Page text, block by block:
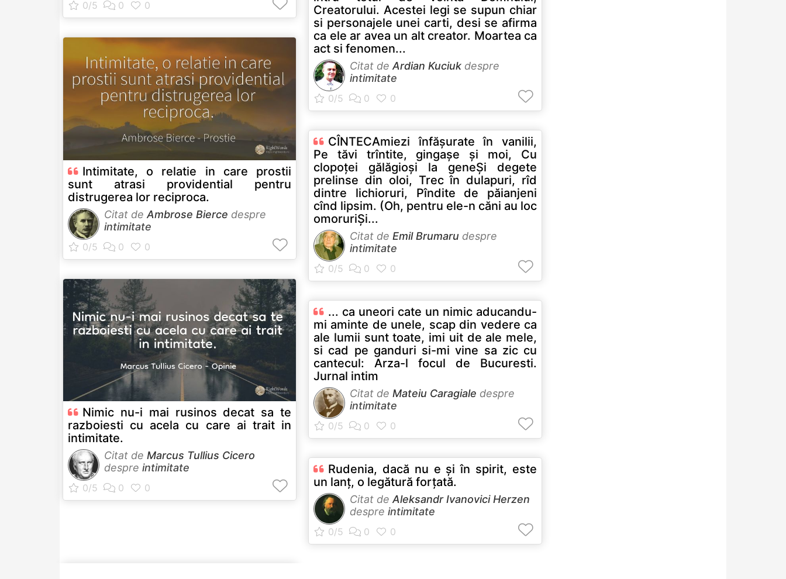
Intimitate, o relatie in care prostii
sunt atrasi providential pentru
distrugerea lor reciproca.
Citat de Ambrose Bierce despre
intimitate
Nimic nu-i mai rusinos decat sa te
razboiesti cu acela cu care ai trait in
intimitate.
Citat de Marcus Tullius Cicero
despre intimitate
Creatorului. Acestei legi se supun chiar
si personajele unei carti, desi se afirma
ca ele ar avea un alt creator. Moartea ca
act si fenomen...
Citat de Ardian Kuciuk despre
intimitate
CÎNTECAmiezi înfăşurate în vanilii,
Pe tăvi trîntite, gingaşe şi moi, Cu
clopoţei gălăgioşi la geneŞi degete
prelinse din oloi, Trec în dulapuri, rîd
dintre lichioruri, Pîndite de păianjeni
cînd lipsim. (Oh, pentru ele-n căni au loc
omoruriŞi...
Citat de Emil Brumaru despre
intimitate
... ca uneori cate un nimic aducandu-
mi aminte de unele, scap din vedere ca
ale lumii sunt toate, imi uit de ale mele,
si cad pe ganduri si-mi vine sa zic cu
cantecul: Arza-l focul de Bucuresti.
Jurnal intim
Citat de Mateiu Caragiale despre
intimitate
Rudenia, dacă nu e şi în spirit, este
un lanţ, o legătură forţată.
Citat de Aleksandr Ivanovici Herzen
despre intimitate